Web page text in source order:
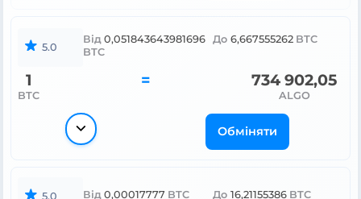
5.0
Від 0,051843643981696
BTC
До 6,667555262 BTC
1
BTC
= 734 902,05
ALGO
Обміняти
5.0 Від 0,00017777 BTC До 16,21155386 BTC